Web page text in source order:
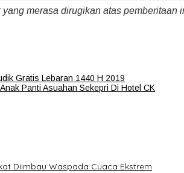
merasa dirugikan atas
Gratis Lebaran 1440 H 2019
Panti Asuahan Sekepri Di Hotel CK
Diimbau Waspada Cuaca Ekstrem